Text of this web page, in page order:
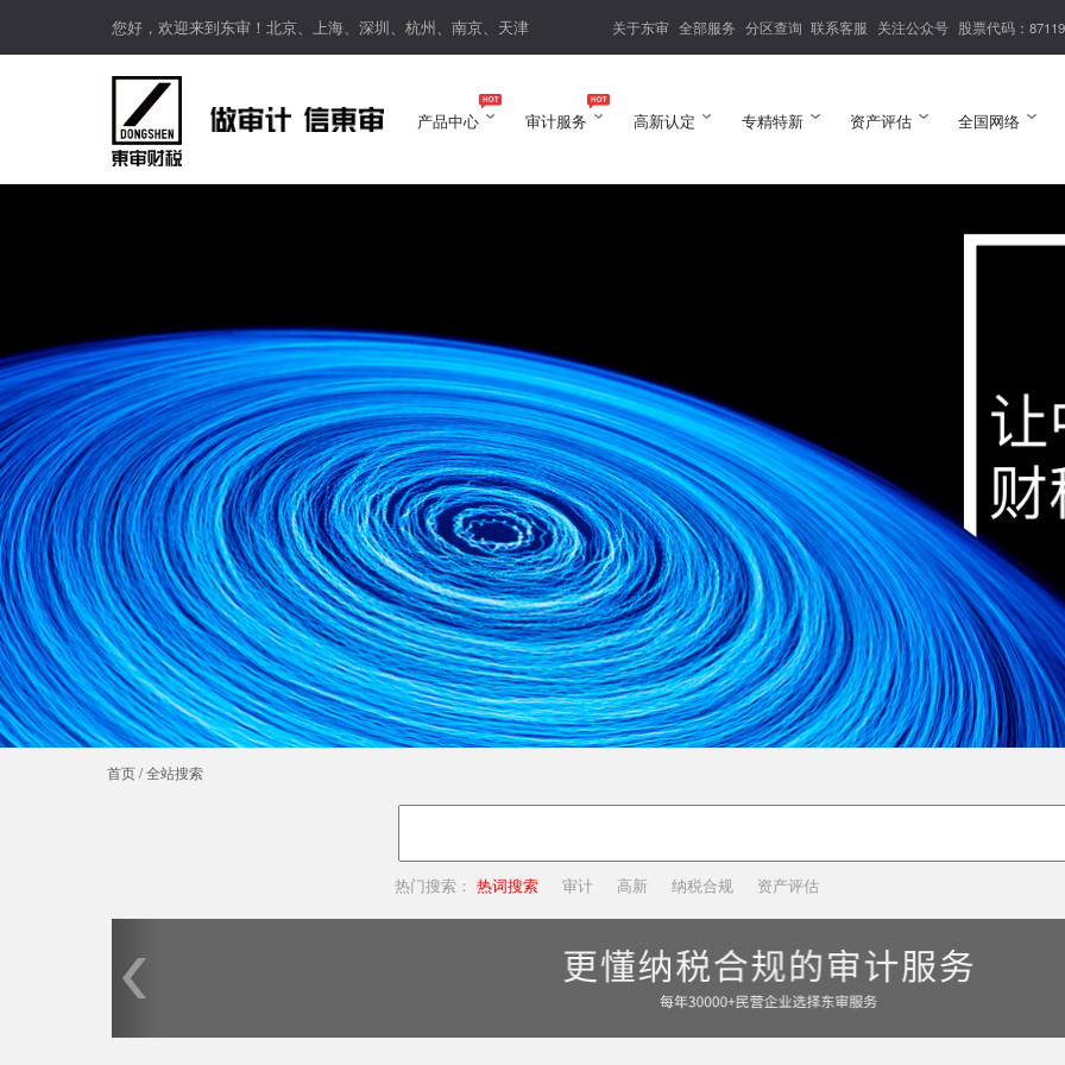
您好，欢迎来到东审！北京、上海、深圳、杭州、南京、天津 关于东审 全部服务 分区查询 联系客服 关注公众号 股票代码：
产品中心
产品中心 审计服务
审计服务 高新认定
高新认定 专精特新
专精特新 资产评估
资产评估 全国网络
全国网络
首页/全站搜索
热门搜索： 热词搜索 审计 高新 纳税合规 资产评估